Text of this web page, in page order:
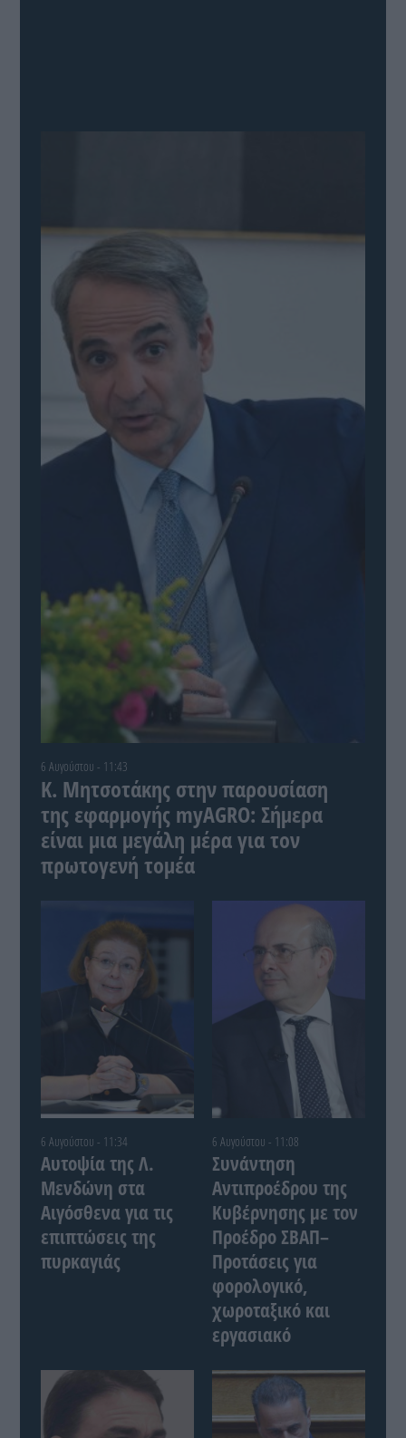
6 Αυγούστου - 11:43
Κ. Μητσοτάκης στην παρουσίαση
της εφαρμογής myAGRO: Σήμερα
είναι μια μεγάλη μέρα για τον
πρωτογενή τομέα
6 Αυγούστου - 11:34
Αυτοψία της Λ.
Μενδώνη στα
Αιγόσθενα για τις
επιπτώσεις της
πυρκαγιάς
6 Αυγούστου - 11:08
Συνάντηση
Αντιπροέδρου της
Κυβέρνησης με τον
Προέδρο ΣΒΑΠ–
Προτάσεις για
φορολογικό,
χωροταξικό και
εργασιακό